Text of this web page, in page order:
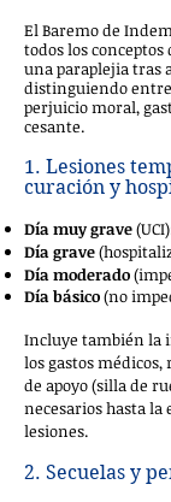
El Baremo de
todos los
una paraplejia tras
distinguiendo
perjuicio moral,
cesante.
1. Lesiones
curación y
Día muy grave
Día grave
Día moderado
Día básico(no
Incluye también la
los gastos
de apoyo (silla de
necesarios hasta la
lesiones.
2. Secuelas y